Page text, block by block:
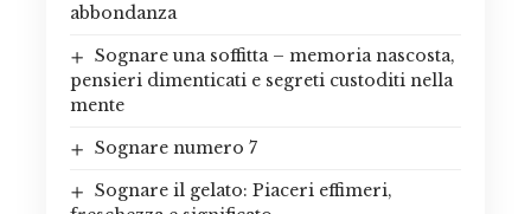
abbondanza
Sognare una soffitta – memoria nascosta,
pensieri dimenticati e segreti custoditi nella
mente
Sognare numero 7
Sognare il gelato: Piaceri effimeri,